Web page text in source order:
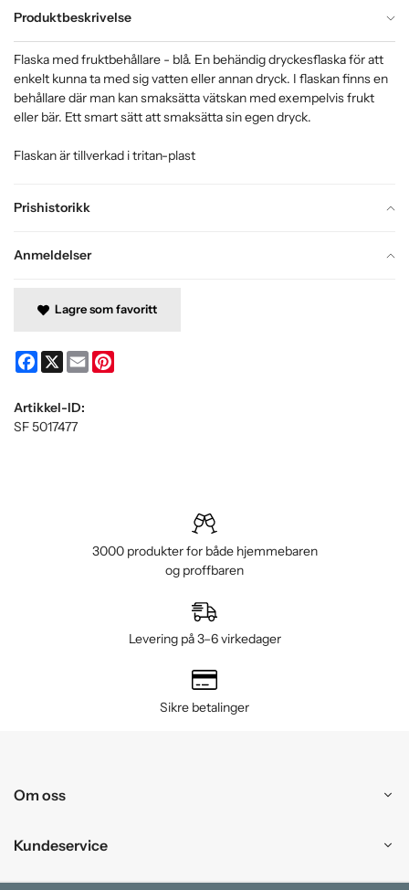
Produktbeskrivelse
Prishistorikk
Anmeldelser
Flaska med fruktbehållare - blå. En behändig dryckesflaska för att
enkelt kunna ta med sig vatten eller annan dryck. I flaskan finns en
behållare där man kan smaksätta vätskan med exempelvis frukt
eller bär. Ett smart sätt att smaksätta sin egen dryck.
Flaskan är tillverkad i tritan-plast
Lagre som favoritt
Facebook
X Email
Artikkel-ID:
SF 5017477
3000 produkter for både hjemmebaren
og proffbaren
Levering på 3–6 virkedager
Sikre betalinger
Om oss
Kundeservice